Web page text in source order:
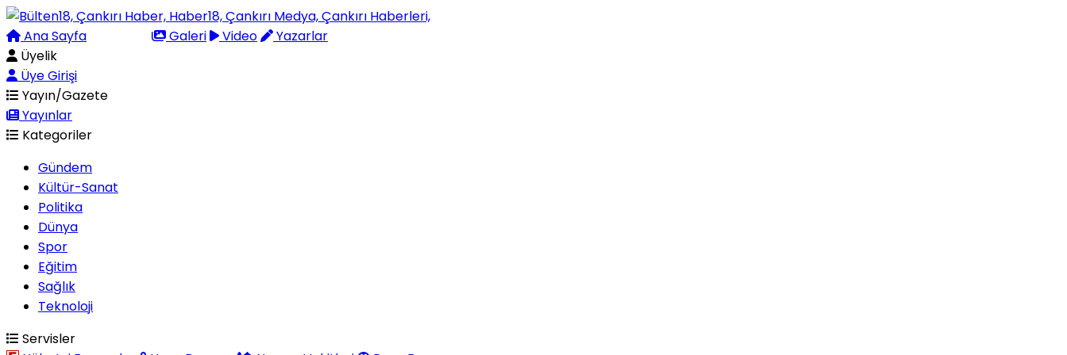
Ana Sayfa Galeri Video
Yazarlar
Üyelik
Üye Girişi
Yayın/Gazete
Yayınlar
Kategoriler
Gündem
Kültür-Sanat
Politika
Dünya
Spor
Eğitim
Sağlık
Teknoloji
Servisler